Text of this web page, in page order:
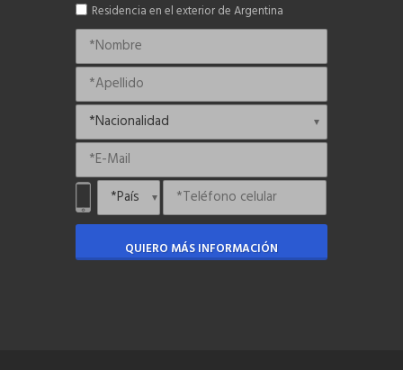
Residencia en el exterior de Argentina
QUIERO MÁS INFORMACIÓN